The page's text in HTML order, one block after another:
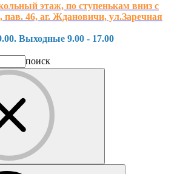
этаж, по ступенькам вниз с
пав. 46, аг. Ждановичи, ул.Заречная
Выходные 9.00 - 17.00
поиск